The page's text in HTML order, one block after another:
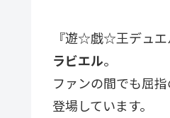
『遊☆戯☆王デュエ
ラビエル。
ファンの間でも屈
登場しています。